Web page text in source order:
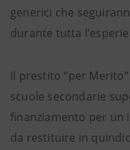
generici che
durante tutta
Il prestito “per
scuole secondarie
finanziamento per un
da restituire in